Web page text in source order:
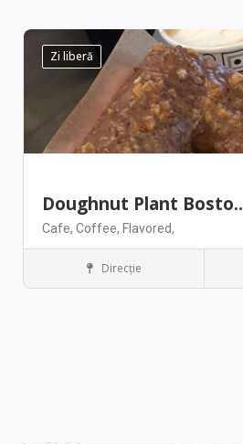
Zi liberă
Doughnut Plant Bosto..
Cafe, Coffee, Flavored,
RestaurantDirecţie